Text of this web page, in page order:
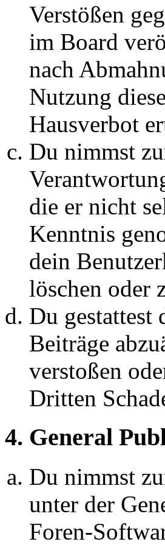
Verstößen
im Board
nach
Nutzung
Hausverbot
Du nimmst
die er nicht
Kenntnis
dein
löschen oder
Du gestattest
Beiträge
verstoßen
Dritten
4. General
Du nimmst
unter der
Foren-